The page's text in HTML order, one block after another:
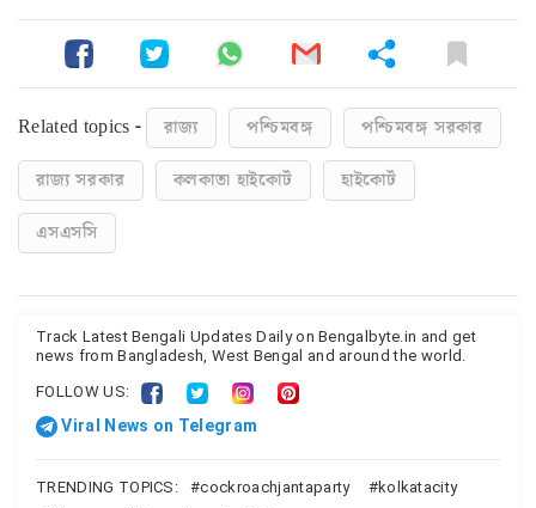
Related topics - রাজ্য পশ্চিমবঙ্গ
পশ্চিমবঙ্গ সরকার
রাজ্য সরকার
কলকাতা হাইকোর্ট
হাইকোর্ট
এসএসসি
Track Latest Bengali Updates Daily on Bengalbyte.in and get
news from Bangladesh, West Bengal and around the world.
FOLLOW US:
Viral News on Telegram
TRENDING TOPICS: cockroachjantaparty
kolkatacity